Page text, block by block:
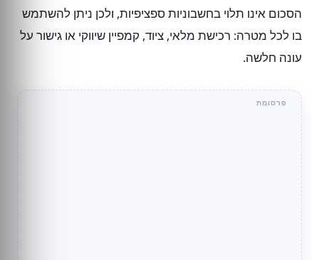
הסכום אינו תלוי בחשבוניות ספציפיות, ולכן ניתן להשתמש
בו לכל מטרה: רכישת מלאי, ציוד, קמפיין שיווקי או גישור על
עונה חלשה.